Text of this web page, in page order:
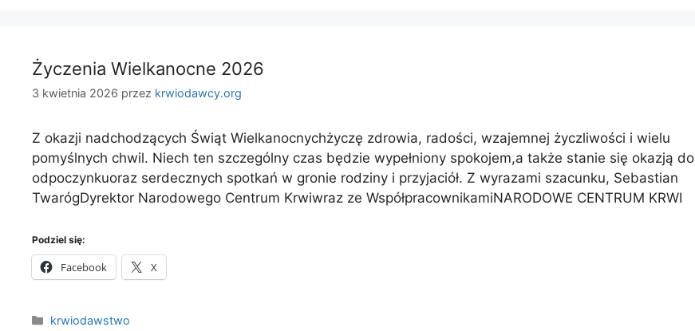
Życzenia Wielkanocne 2026
3 kwietnia 2026 przez krwiodawcy.org
Z okazji nadchodzących Świąt Wielkanocnychżyczę zdrowia, radości, wzajemnej życzliwości i wielu
pomyślnych chwil. Niech ten szczególny czas będzie wypełniony spokojem,a także stanie się okazją do
odpoczynkuoraz serdecznych spotkań w gronie rodziny i przyjaciół. Z wyrazami szacunku, Sebastian
TwarógDyrektor Narodowego Centrum Krwiwraz ze WspółpracownikamiNARODOWE CENTRUM KRWI
Podziel się:
Facebook X
Kategorie
krwiodawstwo